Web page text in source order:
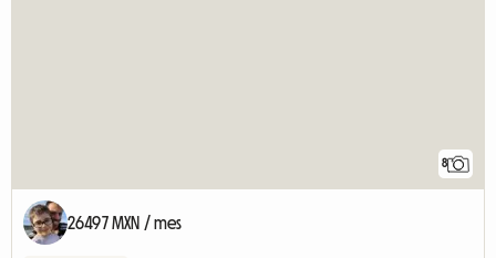
8
26497 MXN / mes